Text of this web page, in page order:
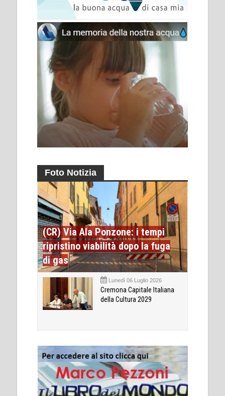
Foto Notizia
(CR) Via Ala Ponzone: i tempi
ripristino viabilità dopo la fuga
di gas
Lunedì 06 Luglio 2026
Cremona Capitale Italiana
della Cultura 2029